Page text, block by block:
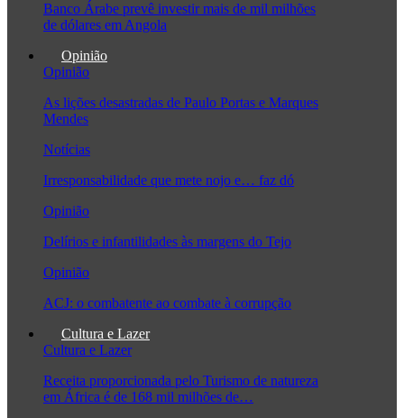
Banco Árabe prevê investir mais de mil milhões
de dólares em Angola
Opinião
Opinião
As lições desastradas de Paulo Portas e Marques
Mendes
Notícias
Irresponsabilidade que mete nojo e… faz dó
Opinião
Delírios e infantilidades às margens do Tejo
Opinião
ACJ: o combatente ao combate à corrupção
Cultura e Lazer
Cultura e Lazer
Receita proporcionada pelo Turismo de natureza
em África é de 168 mil milhões de…